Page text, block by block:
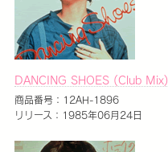
DANCING SHOES (Club Mix)
商品番号：12AH-1896
リリース：1985年06月24日